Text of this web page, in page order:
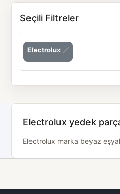
Seçili Filtreler
Electrolux
Electrolux yedek
Electrolux marka beyaz